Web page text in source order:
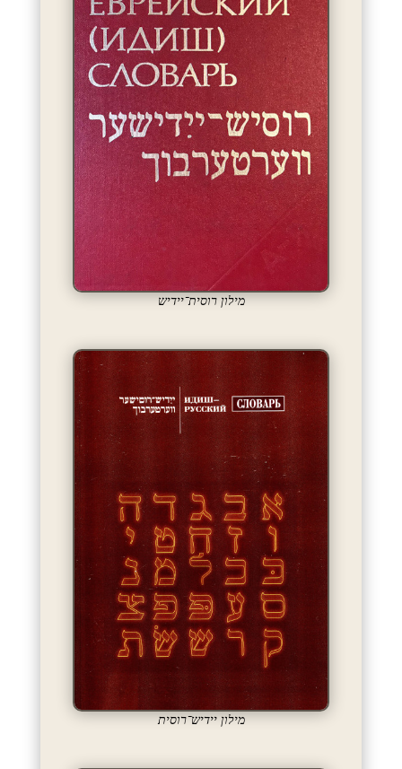
מילון רוסית־יידיש
מילון יידיש־רוסית